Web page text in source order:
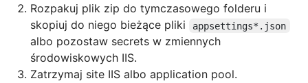
Rozpakuj plik zip do tymczasowego folderu i
skopiuj do niego bieżące pliki
appsettings*.json
albo pozostaw secrets w zmiennych
środowiskowych IIS.
Zatrzymaj site IIS albo application pool.